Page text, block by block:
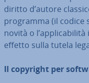
diritto d’autore
programma (il codice
novità o
effetto sulla tutela
Il copyright per